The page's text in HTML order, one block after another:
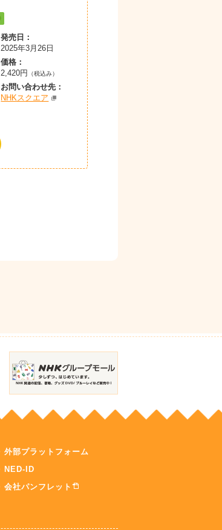
発売日：
2025年3月26日
価格：
2,420円
（税込み）
お問い合わせ先：
NHKスクエア
外部プラットフォーム
NED-ID
会社パンフレット